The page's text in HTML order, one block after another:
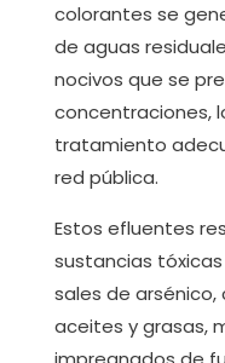
colorantes se
de aguas
nocivos que se
concentraciones,
tratamiento
red pública.
Estos efluentes
sustancias
sales de arsénico,
aceites y grasas,